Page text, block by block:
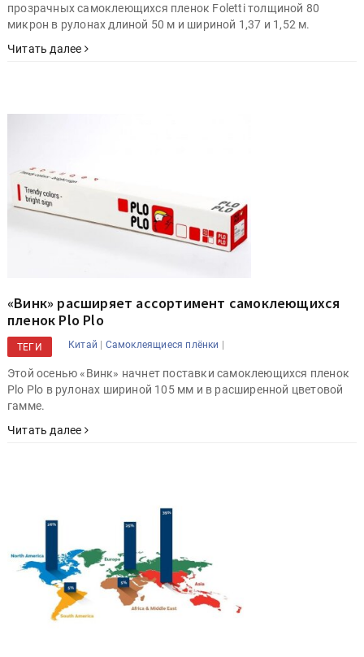
прозрачных самоклеющихся пленок Foletti толщиной 80
микрон в рулонах длиной 50 м и шириной 1,37 и 1,52 м.
Читать далее
«Винк» расширяет ассортимент самоклеющихся
пленок Plo Plo
ТЕГИ Китай | Самоклеящиеся плёнки |
Этой осенью «Винк» начнет поставки самоклеющихся пленок
Plo Plo в рулонах шириной 105 мм и в расширенной цветовой
гамме.
Читать далее